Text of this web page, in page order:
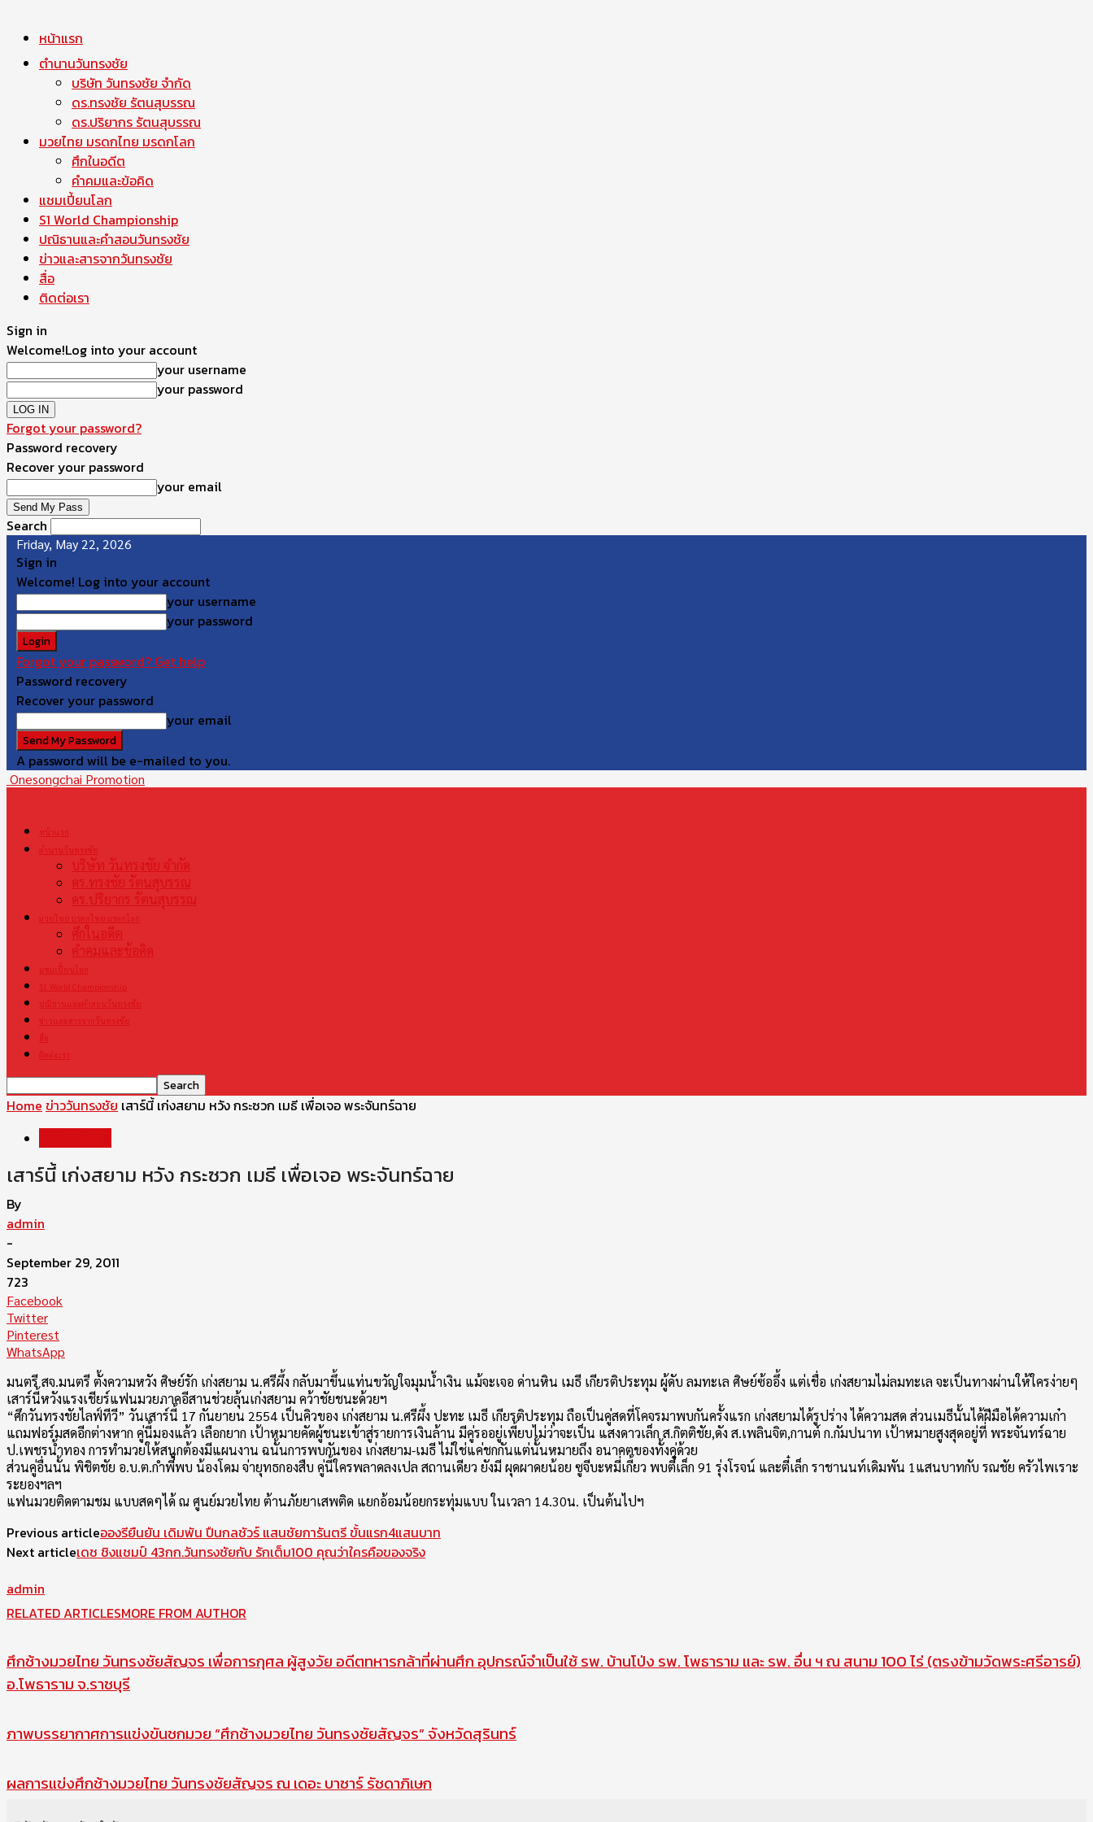
หน้าแรก
ตำนานวันทรงชัย
บริษัท วันทรงชัย จำกัด
ดร.ทรงชัย รัตนสุบรรณ
ดร.ปริยากร รัตนสุบรรณ
มวยไทย มรดกไทย มรดกโลก
ศึกในอดีต
คำคมและข้อคิด
แชมเปี้ยนโลก
S1 World Championship
ปณิธานและคำสอนวันทรงชัย
ข่าวและสารจากวันทรงชัย
สื่อ
ติดต่อเรา
Sign in
Welcome!Log into your account
your username
your password
Forgot your password?
Password recovery
Recover your password
your email
Search
Friday, May 22, 2026
Sign in
Welcome! Log into your account
your username
your password
Forgot your password? Get help
Password recovery
Recover your password
your email
A password will be e-mailed to you.
Onesongchai Promotion
หน้าแรก
ตำนานวันทรงชัย
บริษัท วันทรงชัย จำกัด
ดร.ทรงชัย รัตนสุบรรณ
ดร.ปริยากร รัตนสุบรรณ
มวยไทย มรดกไทย มรดกโลก
ศึกในอดีต
คำคมและข้อคิด
แชมเปี้ยนโลก
S1 World Championship
ปณิธานและคำสอนวันทรงชัย
ข่าวและสารจากวันทรงชัย
สื่อ
ติดต่อเรา
Home ข่าววันทรงชัย เสาร์นี้ เก่งสยาม หวัง กระซวก เมธี เพื่อเจอ พระจันทร์ฉาย
เสาร์นี้ เก่งสยาม หวัง กระซวก เมธี เพื่อเจอ พระจันทร์ฉาย
By
admin
-
September 29, 2011
723
Facebook
Twitter
Pinterest
WhatsApp
มนตรี สจ.มนตรี ตั้งความหวัง ศิษย์รัก เก่งสยาม น.ศรีผึ้ง กลับมาขึ้นแท่นขวัญใจมุมน้ำเงิน แม้จะเจอ ด่านหิน เมธี เกียรติประทุม ผู้ดับ ลมทะเล ศิษย์ซ้ออึ้ง แต่เชื่อ เก่งสยามไม่ลมทะเล จะเป็นทางผ่านให้ใครง่ายๆ
เสาร์นี้หวังแรงเชียร์แฟนมวยภาคอีสานช่วยลุ้นเก่งสยาม คว้าชัยชนะด้วยฯ
“ศึกวันทรงชัยไลฟ์ทีวี” วันเสาร์นี้ 17 กันยายน 2554 เป็นคิวของ เก่งสยาม น.ศรีผึ้ง ปะทะ เมธี เกียรติประทุม ถือเป็นคู่สดที่โคจรมาพบกันครั้งแรก เก่งสยามได้รูปร่าง ได้ความสด ส่วนเมธีนั้นได้ฝีมือได้ความเก๋า
แถมฟอร์มสดอีกต่างหาก คู่นี้มองแล้ว เลือกยาก เป้าหมายคัดผู้ชนะเข้าสู่รายการเงินล้าน มีคู่รออยู่เพี้ยบไม่ว่าจะเป็น แสงดาวเล็ก ส.กิตติชัย,ดัง ส.เพลินจิต,กานต์ ก.กัมปนาท เป้าหมายสูงสุดอยู่ที่ พระจันทร์ฉาย
ป.เพชรน้ำทอง การทำมวยให้สนุกต้องมีแผนงาน ฉนั้นการพบกันของ เก่งสยาม-เมธี ไม่ใช่แค่ชกกันแต่นั้นหมายถึง อนาคตของทั้งคู่ด้วย
ส่วนคู่อื่นนั้น พิชิตชัย อ.บ.ต.กำพี้พบ น้องโดม จ่ายุทธกองสืบ คู่นี้ใครพลาดลงเปล สถานเดียว ยังมี ผุดผาดยน้อย ซูจีบะหมี่เกี้ยว พบตี๋เล็ก 91 รุ่งโรจน์ และตี๋เล็ก ราชานนท์เดิมพัน 1แสนบาทกับ รณชัย ครัวไพเราะ
ระยองฯลฯ
แฟนมวยติดตามชม แบบสดๆได้ ณ ศูนย์มวยไทย ต้านภัยยาเสพติด แยกอ้อมน้อยกระทุ่มแบบ ในเวลา 14.30น. เป็นต้นไปฯ
Previous articleอองรียืนยัน เดิมพัน ปืนกลชัวร์ แสนชัยการันตรี ขั้นแรก4แสนบาท
Next articleเดช ชิงแชมป์ 43กก.วันทรงชัยกับ รักเต็ม100 คุณว่าใครคือของจริง
admin
RELATED ARTICLESMORE FROM AUTHOR
ศึกช้างมวยไทย วันทรงชัยสัญจร เพื่อการกุศล ผู้สูงวัย อดีตทหารกล้าที่ผ่านศึก อุปกรณ์จำเป็นใช้ รพ. บ้านโป่ง รพ. โพธาราม และ รพ. อื่น ฯ ณ สนาม 100 ไร่ (ตรงข้ามวัดพระศรีอารย์)
อ.โพธาราม จ.ราชบุรี
ภาพบรรยากาศการแข่งขันชกมวย “ศึกช้างมวยไทย วันทรงชัยสัญจร” จังหวัดสุรินทร์
ผลการแข่งศึกช้างมวยไทย วันทรงชัยสัญจร ณ เดอะ บาซาร์ รัชดาภิเษก